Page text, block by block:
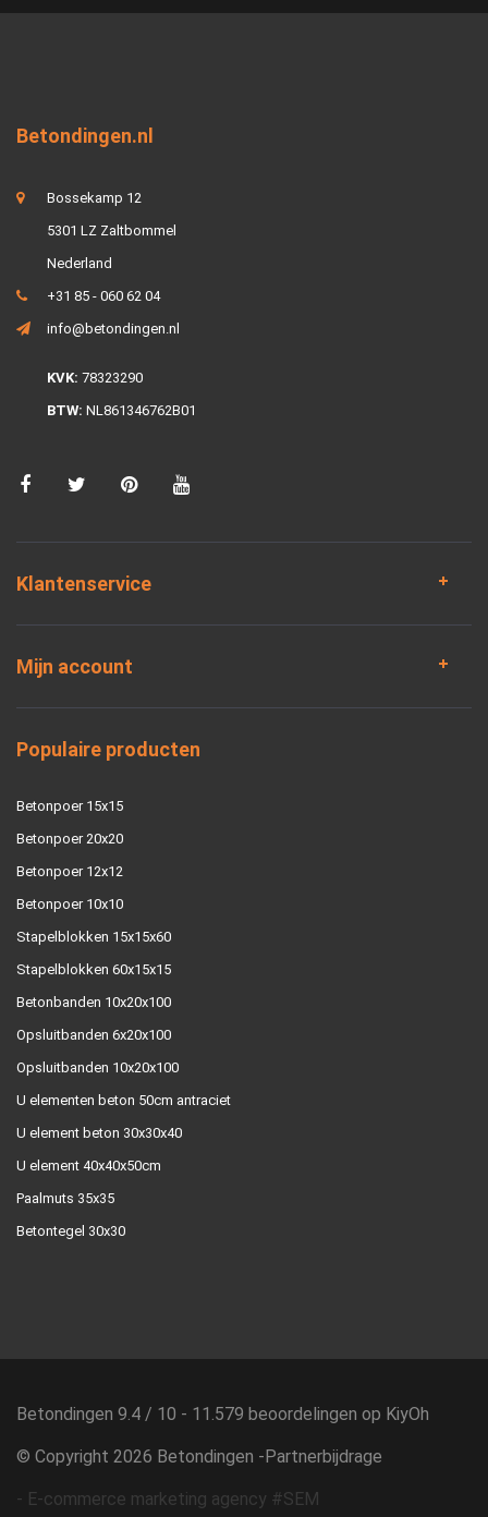
Betondingen.nl
Bossekamp 12
5301 LZ Zaltbommel
Nederland
+31 85 - 060 62 04
info@betondingen.nl
KVK: 78323290
BTW: NL861346762B01
Klantenservice
Mijn account
Populaire producten
Betonpoer 15x15
Betonpoer 20x20
Betonpoer 12x12
Betonpoer 10x10
Stapelblokken 15x15x60
Stapelblokken 60x15x15
Betonbanden 10x20x100
Opsluitbanden 6x20x100
Opsluitbanden 10x20x100
U elementen beton 50cm antraciet
U element beton 30x30x40
U element 40x40x50cm
Paalmuts 35x35
Betontegel 30x30
Betondingen 9.4 / 10 - 11.579 beoordelingen op KiyOh
© Copyright 2026 Betondingen - Partnerbijdrage
- E-commerce marketing agency #SEM